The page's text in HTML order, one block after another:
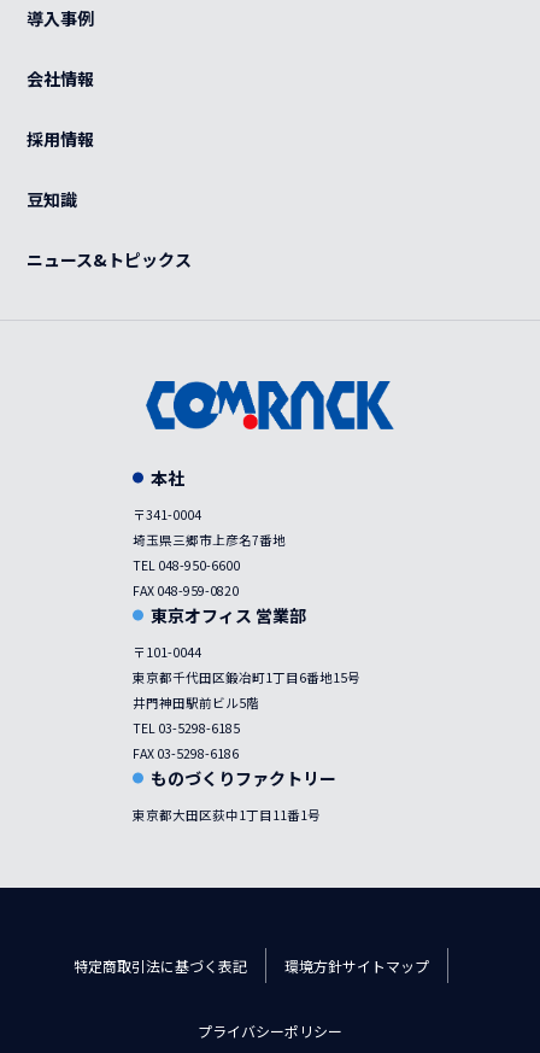
特注品
OEM
熱対策
カスタマイズ
感染症対策
カート
ご利用ガイド
導入事例
会社情報
採用情報
豆知識
ニュース&トピックス
本社
〒341-0004
埼玉県三郷市上彦名7番地
TEL 048-950-6600
FAX 048-959-0820
東京オフィス 営業部
〒101-0044
東京都千代田区鍛冶町1丁目6番地15号
井門神田駅前ビル5階
TEL 03-5298-6185
FAX 03-5298-6186
ものづくりファクトリー
東京都大田区荻中1丁目11番1号
特定商取引法に基づく表記 環境方針サイトマップ
プライバシーポリシー